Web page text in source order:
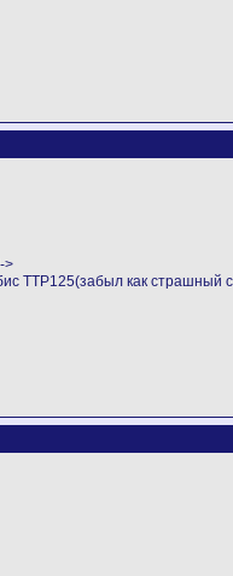
>
ТТР125(забыл как страшный